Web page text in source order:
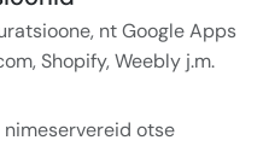
nt Google Apps
Shopify, Weebly j.m.
otse